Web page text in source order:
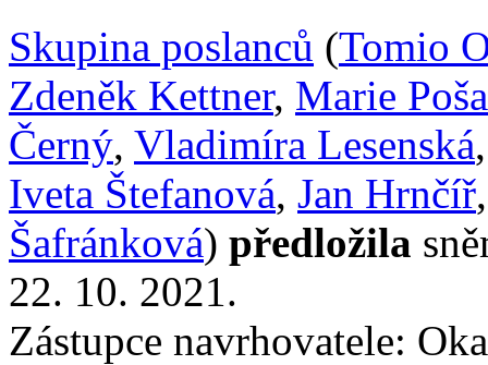
Skupina poslanců (Tomio
Zdeněk Kettner, Marie
Černý, Vladimíra Lesenská
Iveta Štefanová, Jan Hrnčíř
Šafránková) předložila
22. 10. 2021.
Zástupce navrhovatele: